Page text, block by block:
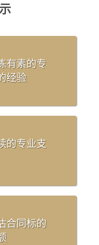
有素的专
经验
的专业支
合同标的